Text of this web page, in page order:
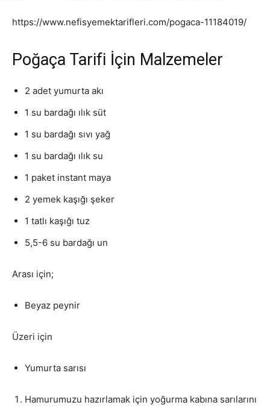
https://www.nefisyemektarifleri.com/pogaca-11184019/
Poğaça Tarifi İçin Malzemeler
2 adet yumurta akı
1 su bardağı ılık süt
1 su bardağı sıvı yağ
1 su bardağı ılık su
1 paket instant maya
2 yemek kaşığı şeker
1 tatlı kaşığı tuz
5,5-6 su bardağı un
Arası için;
Beyaz peynir
Üzeri için
Yumurta sarısı
Hamurumuzu hazırlamak için yoğurma kabına sarılarını